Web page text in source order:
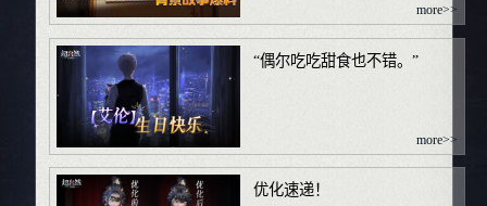
more>>
“偶尔吃吃甜食也不错。”
more>>
优化速递！